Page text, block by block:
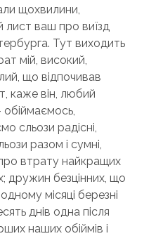
щохвилини,
лист ваш про виїзд
Тут виходить
мій, високий,
що відпочивав
каже він, любий
сльози радісні,
разом і сумні,
втрату найкращих
дружин безцінних, що
місяці березні
днів одна після
наших обіймів і